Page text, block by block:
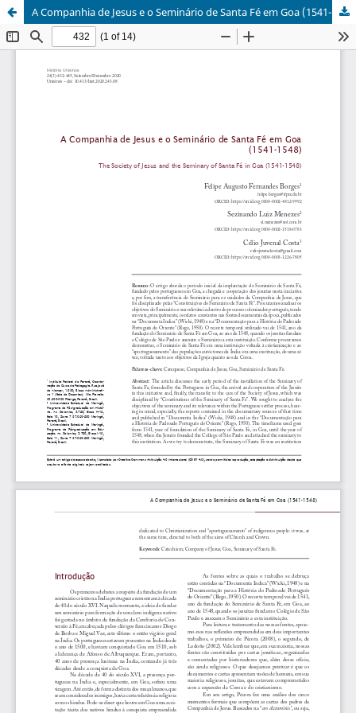
A Companhia de Jesus e o Seminário de Santa Fé em Goa (1541-1548)